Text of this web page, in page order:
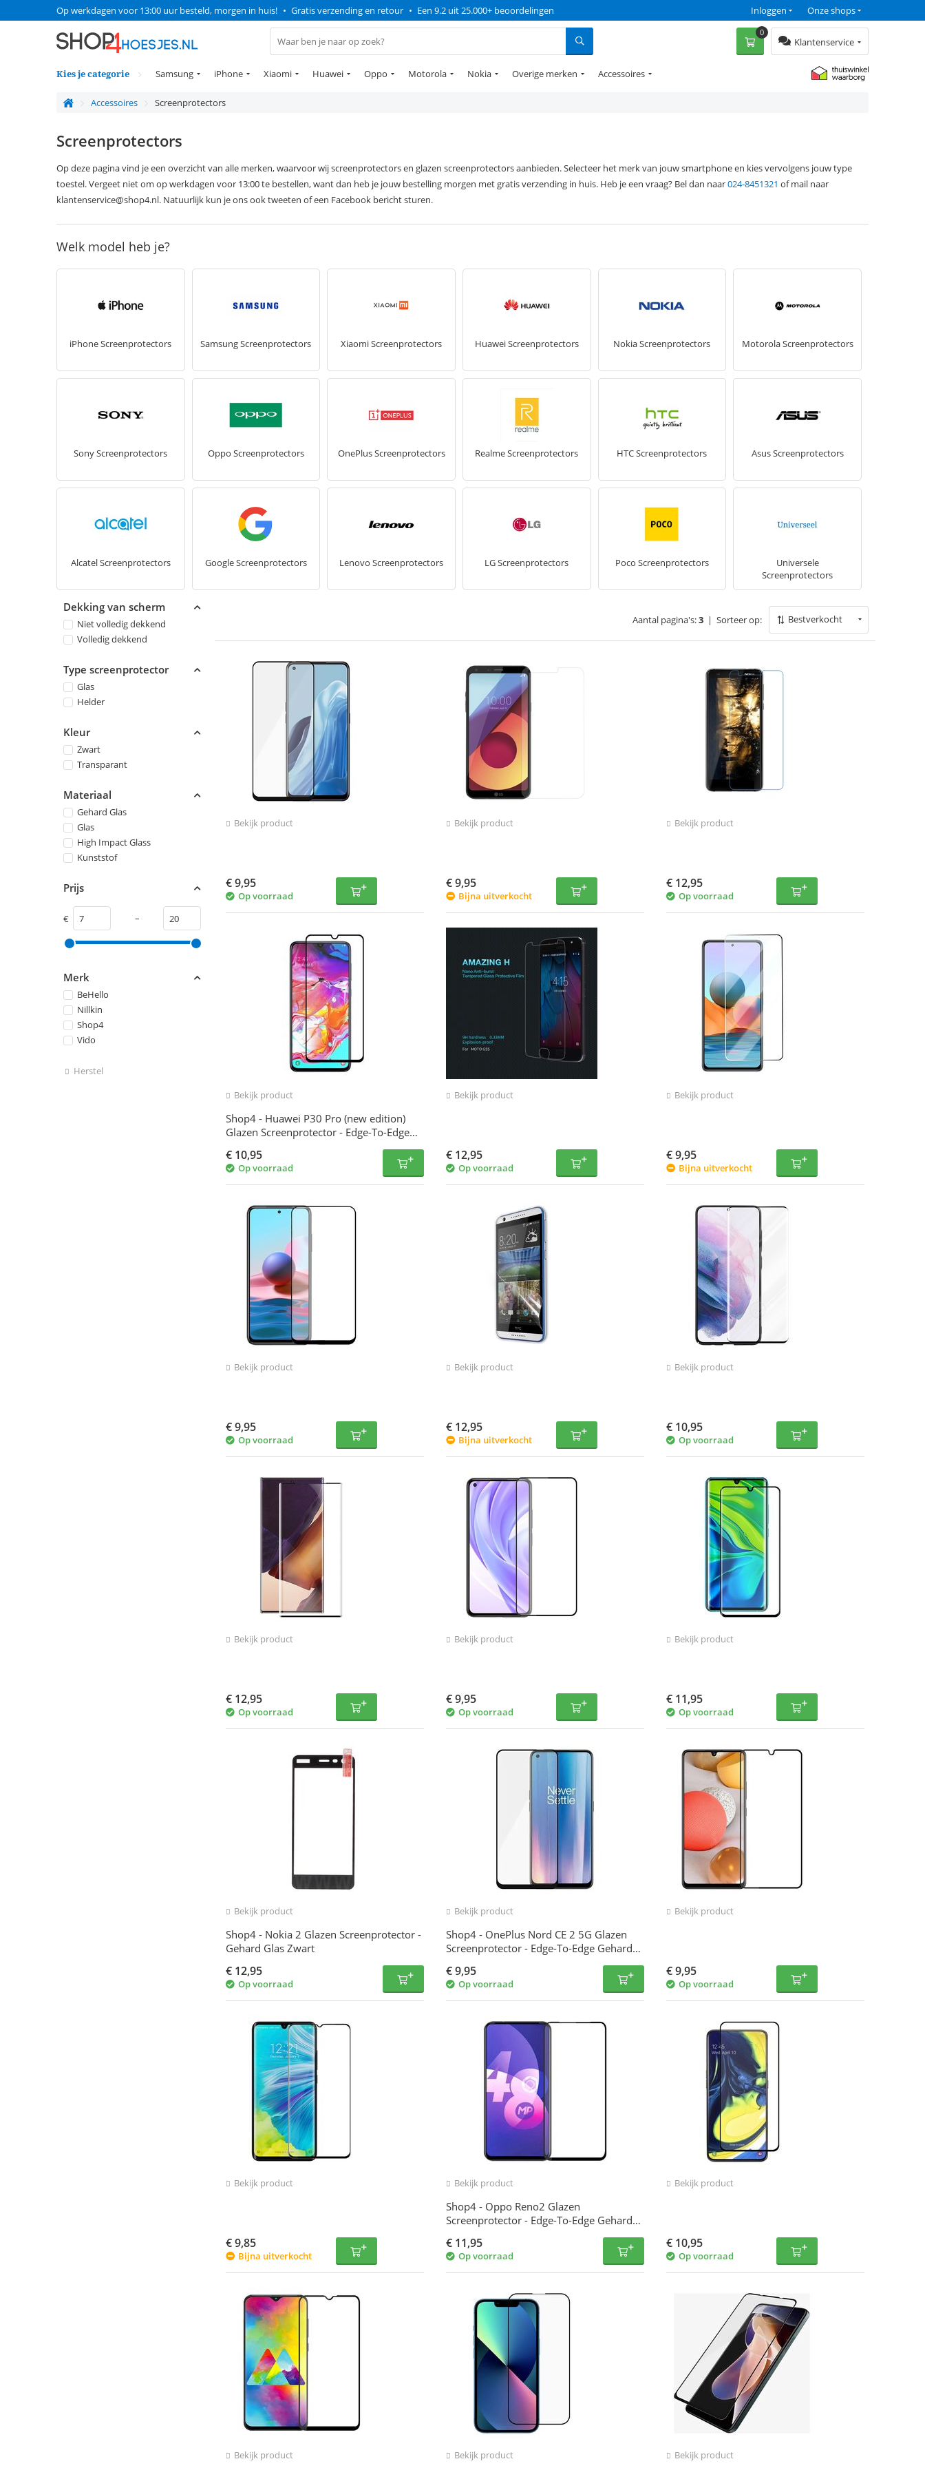
Op werkdagen voor 13:00 uur besteld, morgen in huis! • Gratis verzending en retour • Een 9.2 uit 25.000+ beoordelingen Onze shops
Inloggen
Klantenservice
0
Kies je categorie Samsung iPhone Xiaomi Huawei Oppo Motorola Nokia Overige merken Accessoires
Accessoires Screenprotectors
Screenprotectors
Op deze pagina vind je een overzicht van alle merken, waarvoor wij screenprotectors en glazen screenprotectors aanbieden. Selecteer het merk van jouw smartphone en kies vervolgens jouw type
toestel. Vergeet niet om op werkdagen voor 13:00 te bestellen, want dan heb je jouw bestelling morgen met gratis verzending in huis. Heb je een vraag? Bel dan naar024-8451321 of mail naar
klantenservice@shop4.nl. Natuurlijk kun je ons ook tweeten of een Facebook bericht sturen.
Welk model heb je?
iPhone Screenprotectors Samsung Screenprotectors Xiaomi Screenprotectors Huawei Screenprotectors Nokia Screenprotectors Motorola Screenprotectors
Sony Screenprotectors Oppo Screenprotectors OnePlus Screenprotectors Realme Screenprotectors HTC Screenprotectors Asus Screenprotectors
Alcatel Screenprotectors Google Screenprotectors Lenovo Screenprotectors LG Screenprotectors Poco Screenprotectors
Universele
Screenprotectors
Dekking van scherm
Niet volledig dekkend
Volledig dekkend
Type screenprotector
Glas
Helder
Kleur
Zwart
Transparant
Materiaal
Gehard Glas
Glas
High Impact Glass
Kunststof
Prijs
€ –
Merk
BeHello
Nillkin
Shop4
Vido
Herstel
Sorteer op: Bestverkocht
Aantal pagina's:3 |
Bekijk product
€9,95
Op voorraad
Bekijk product
€9,95
Bijna uitverkocht
Bekijk product
€ 12,95
Op voorraad
Bekijk product
Shop4 - Huawei P30 Pro (new edition)
Glazen Screenprotector - Edge-To-Edge
€ 10,95
Op voorraad
Bekijk product
€ 12,95
Op voorraad
Bekijk product
€9,95
Bijna uitverkocht
Bekijk product
€9,95
Op voorraad
Bekijk product
€ 12,95
Bijna uitverkocht
Bekijk product
€ 10,95
Op voorraad
Bekijk product
€ 12,95
Op voorraad
Bekijk product
€9,95
Op voorraad
Bekijk product
€ 11,95
Op voorraad
Bekijk product
Shop4 - Nokia 2 Glazen Screenprotector -
Gehard Glas Zwart
€ 12,95
Op voorraad
Bekijk product
Shop4 - OnePlus Nord CE 2 5G Glazen
Screenprotector - Edge-To-Edge Gehard
€9,95
Op voorraad
Bekijk product
€9,95
Op voorraad
Bekijk product
€9,85
Bijna uitverkocht
Bekijk product
Shop4 - Oppo Reno2 Glazen
Screenprotector - Edge-To-Edge Gehard
€ 11,95
Op voorraad
Bekijk product
€ 10,95
Op voorraad
Bekijk product Bekijk product Bekijk product